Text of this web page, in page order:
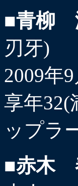
■青柳
刃牙)
2009年
享年32(
ップラ
■赤木